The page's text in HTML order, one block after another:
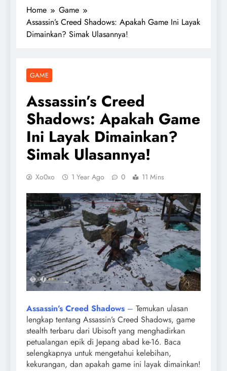
Home
Game
Assassin’s Creed Shadows: Apakah Game Ini Layak
Dimainkan? Simak Ulasannya!
GAME
Assassin’s Creed
Shadows: Apakah Game
Ini Layak Dimainkan?
Simak Ulasannya!
Xo0xo 1 Year Ago 0 11 Mins
Assassin’s Creed Shadows – Temukan ulasan
lengkap tentang Assassin’s Creed Shadows, game
stealth terbaru dari Ubisoft yang menghadirkan
petualangan epik di Jepang abad ke-16. Baca
selengkapnya untuk mengetahui kelebihan,
kekurangan, dan apakah game ini layak dimainkan!